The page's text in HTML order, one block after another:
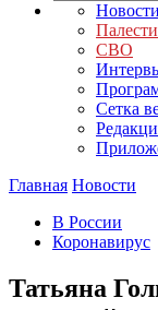
Новости
СВО
Сетка
Главная Новости
В России
Коронавирус
Татьяна